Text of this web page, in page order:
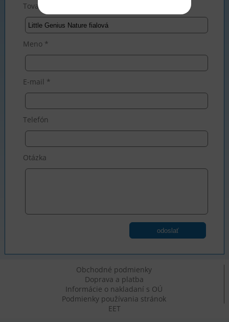
Tovar *
Meno *
E-mail *
Telefón
Otázka
odoslať
Obchodné podmienky
Doprava a platba
Informácie o nakladaní s OÚ
Podmienky používania stránok
EET